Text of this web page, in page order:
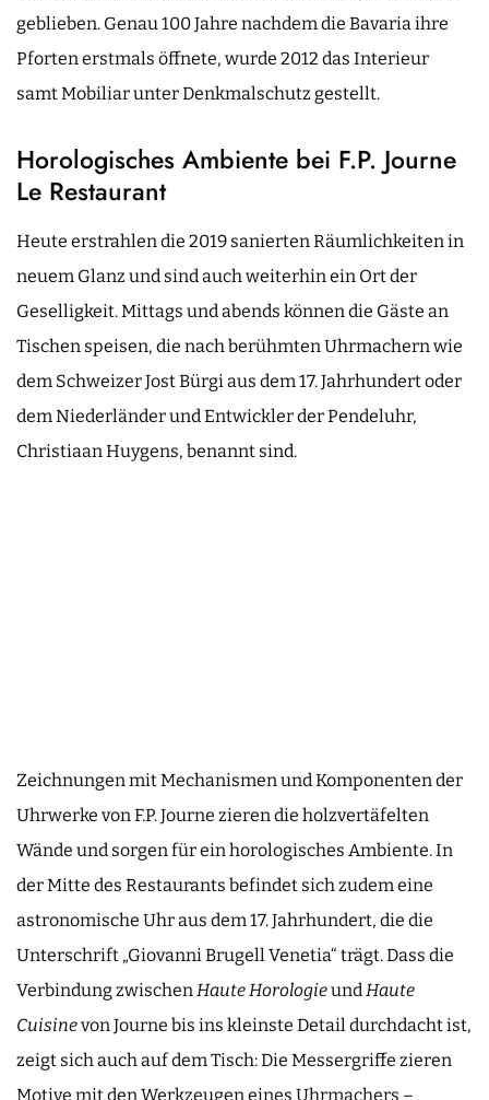
geblieben. Genau 100 Jahre nachdem die Bavaria ihre
Pforten erstmals öffnete, wurde 2012 das Interieur
samt Mobiliar unter Denkmalschutz gestellt.
Horologisches Ambiente bei F.P. Journe
Le Restaurant
Heute erstrahlen die 2019 sanierten Räumlichkeiten in
neuem Glanz und sind auch weiterhin ein Ort der
Geselligkeit. Mittags und abends können die Gäste an
Tischen speisen, die nach berühmten Uhrmachern wie
dem Schweizer Jost Bürgi aus dem 17. Jahrhundert oder
dem Niederländer und Entwickler der Pendeluhr,
Christiaan Huygens, benannt sind.
Zeichnungen mit Mechanismen und Komponenten der
Uhrwerke von F.P. Journe zieren die holzvertäfelten
Wände und sorgen für ein horologisches Ambiente. In
der Mitte des Restaurants befindet sich zudem eine
astronomische Uhr aus dem 17. Jahrhundert, die die
Unterschrift „Giovanni Brugell Venetia“ trägt. Dass die
Verbindung zwischenHaute HorologieundHaute
Cuisinevon Journe bis ins kleinste Detail durchdacht ist,
zeigt sich auch auf dem Tisch: Die Messergriffe zieren
Motive mit den Werkzeugen eines Uhrmachers –